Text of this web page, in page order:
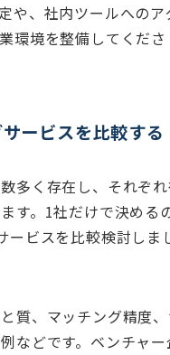
や、社内ツールへのア
環境を整備してくださ
ービスを比較する
多く存在し、それぞ
す。1社だけで決める
ービスを比較検討しま
質、マッチング精度
などです。ベンチャ